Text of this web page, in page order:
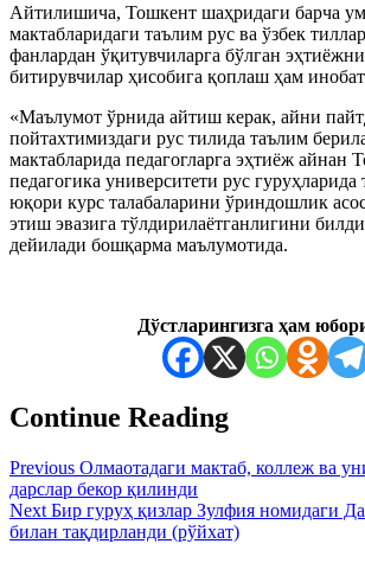
Айтилишича, Тошкент шаҳридаги барча
мактабларидаги таълим рус ва ўзбек
фанлардан ўқитувчиларга бўлган
битирувчилар ҳисобига қоплаш ҳам
«Маълумот ўрнида айтиш керак, айни
пойтахтимиздаги рус тилида таълим
мактабларида педагогларга эҳтиёж айнан
педагогика университети рус гуруҳларида
юқори курс талабаларини ўриндошлик
этиш эвазига тўлдирилаётганлигини
дейилади бошқарма маълумотида.
Дўстларингизга ҳам
Continue Reading
Previous Олмаотадаги мактаб, коллеж ва
дарслар бекор қилинди
Next Бир гуруҳ қизлар Зулфия номидаги
билан тақдирланди (рўйхат)